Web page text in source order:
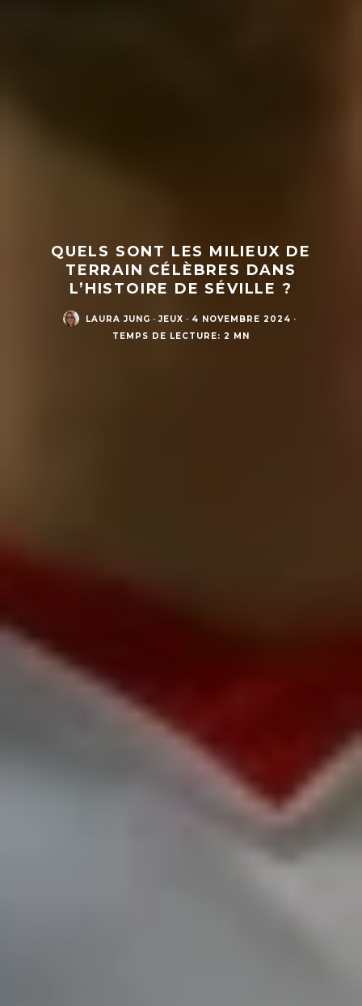
QUELS SONT LES MILIEUX DE
TERRAIN CÉLÈBRES DANS
L’HISTOIRE DE SÉVILLE ?
LAURA JUNG · JEUX · 4 NOVEMBRE 2024 ·
TEMPS DE LECTURE: 2 MN